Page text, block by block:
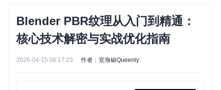
Blender PBR纹理从入门到精通：
核心技术解密与实战优化指南
2026-04-15 08:17:23 作者：宣海椒Queenly